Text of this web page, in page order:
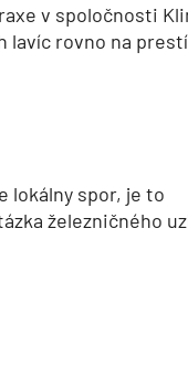
v spoločnosti
lavíc rovno na
lokálny spor, je to
železničného